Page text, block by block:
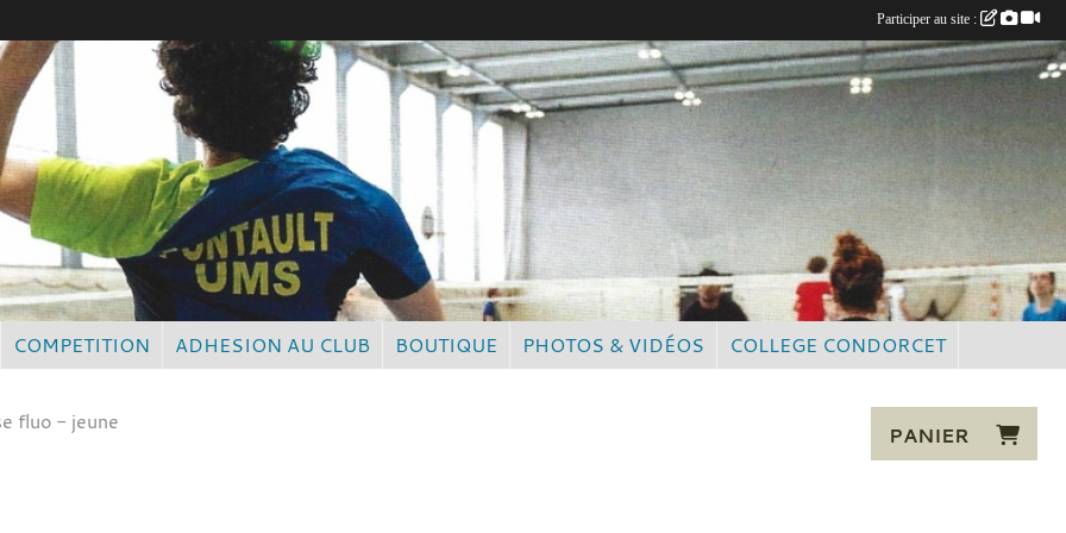
COMPETITION ADHESION AU CLUB BOUTIQUE PHOTOS & VIDÉOS COLLEGE CONDORCET
fluo - jeune
PANIER
Participer au site :